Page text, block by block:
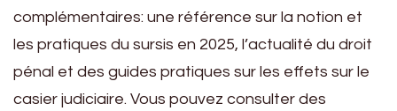
complémentaires: une référence sur la notion et
les pratiques du sursis en 2025, l’actualité du droit
pénal et des guides pratiques sur les effets sur le
casier judiciaire. Vous pouvez consulter des